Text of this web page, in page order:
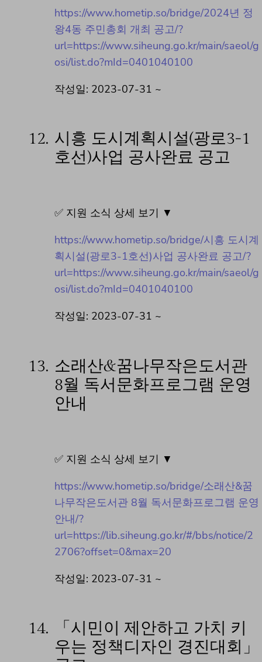
https://www.hometip.so/bridge/2024년 정
왕4동 주민총회 개최 공고/?
url=https://www.siheung.go.kr/main/saeol/g
osi/list.do?mId=0401040100
작성일: 2023-07-31 ~
12. 시흥 도시계획시설(광로3-1
호선)사업 공사완료 공고
✅ 지원 소식 상세 보기 ▼
https://www.hometip.so/bridge/시흥 도시계
획시설(광로3-1호선)사업 공사완료 공고/?
url=https://www.siheung.go.kr/main/saeol/g
osi/list.do?mId=0401040100
작성일: 2023-07-31 ~
13. 소래산&꿈나무작은도서관
8월 독서문화프로그램 운영
안내
✅ 지원 소식 상세 보기 ▼
https://www.hometip.so/bridge/소래산&꿈
나무작은도서관 8월 독서문화프로그램 운영
안내/?
url=https://lib.siheung.go.kr/#/bbs/notice/2
2706?offset=0&max=20
작성일: 2023-07-31 ~
14.
「시민이 제안하고 가치 키
우는 정책디자인 경진대회」